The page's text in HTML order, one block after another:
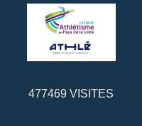
477469 VISITES